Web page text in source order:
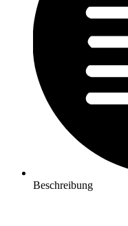
Beschreibung